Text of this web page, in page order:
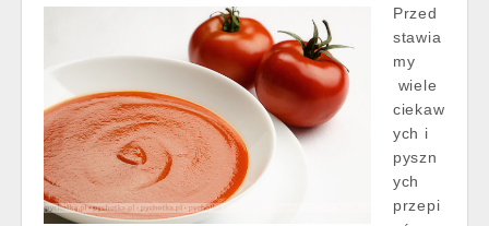
Przed
stawia
my
wiele
ciekaw
ych i
pyszn
ych
przepi